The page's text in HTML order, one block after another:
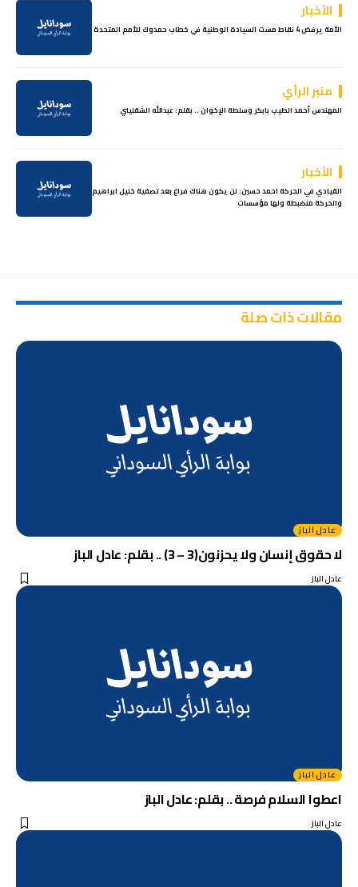
الأخبار
الأمة يرفض 4 نقاط مست السيادة الوطنية في خطاب حمدوك للأمم المتحدة
منبر الرأي
المهندس أحمد الطيب بابكر وسلطة الإخوان .. بقلم: عبدالله الشقليني
الأخبار
القيادي في الحركة احمد حسين: لن يكون هناك فراغ بعد تصفية خليل ابراهيم
والحركة منضبطة ولها مؤسسات
مقالات ذات صلة
عادل الباز
لا حقوق إنسان ولا يحزنون(3 – 3) .. بقلم: عادل الباز
عادل الباز
عادل الباز
اعطوا السلام فرصة .. بقلم: عادل الباز
عادل الباز